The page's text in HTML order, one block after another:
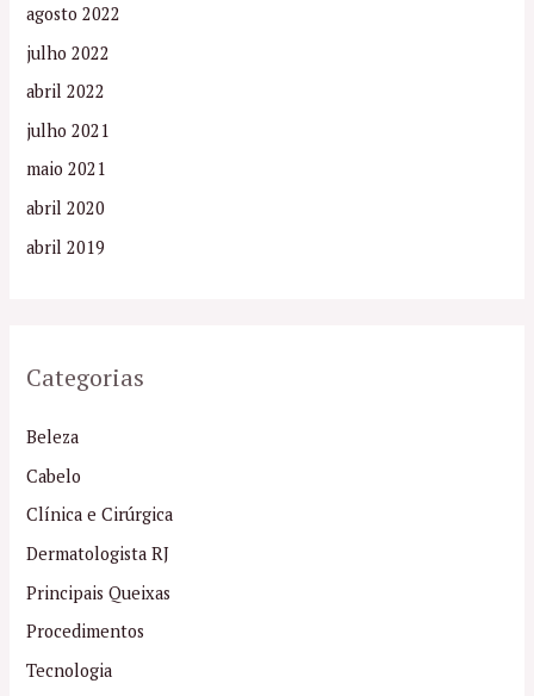
agosto 2022
julho 2022
abril 2022
julho 2021
maio 2021
abril 2020
abril 2019
Categorias
Beleza
Cabelo
Clínica e Cirúrgica
Dermatologista RJ
Principais Queixas
Procedimentos
Tecnologia